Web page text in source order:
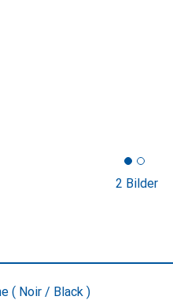
2 Bilder
( Noir / Black )